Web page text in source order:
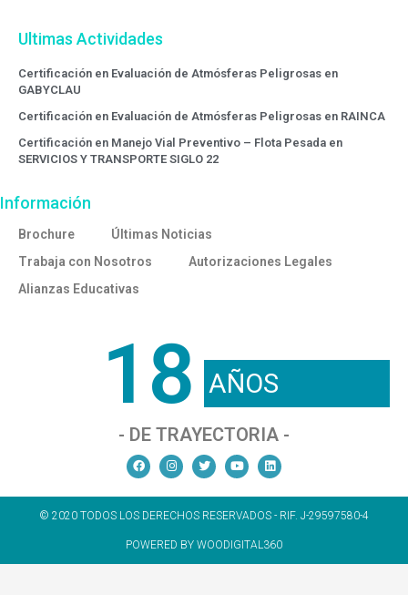
Ultimas Actividades
Certificación en Evaluación de Atmósferas Peligrosas en
GABYCLAU
Certificación en Evaluación de Atmósferas Peligrosas en RAINCA
Certificación en Manejo Vial Preventivo – Flota Pesada en
SERVICIOS Y TRANSPORTE SIGLO 22
Información
Brochure
Últimas Noticias
Trabaja con Nosotros
Autorizaciones Legales
Alianzas Educativas
18 AÑOS
- DE TRAYECTORIA -
© 2020 TODOS LOS DERECHOS RESERVADOS - RIF. J-29597580-4
POWERED BY WOODIGITAL360